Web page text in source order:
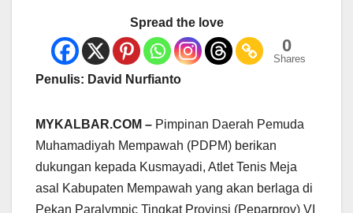
Spread the love
0
Shares
Penulis: David Nurfianto
MYKALBAR.COM – Pimpinan Daerah Pemuda
Muhamadiyah Mempawah (PDPM) berikan
dukungan kepada Kusmayadi, Atlet Tenis Meja
asal Kabupaten Mempawah yang akan berlaga di
Pekan Paralympic Tingkat Provinsi (Peparprov) VI